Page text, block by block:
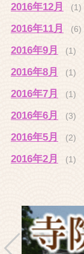
2016年12月 (1)
2016年11月 (6)
2016年9月 (1)
2016年8月 (1)
2016年7月 (1)
2016年6月 (3)
2016年5月 (2)
2016年2月 (1)